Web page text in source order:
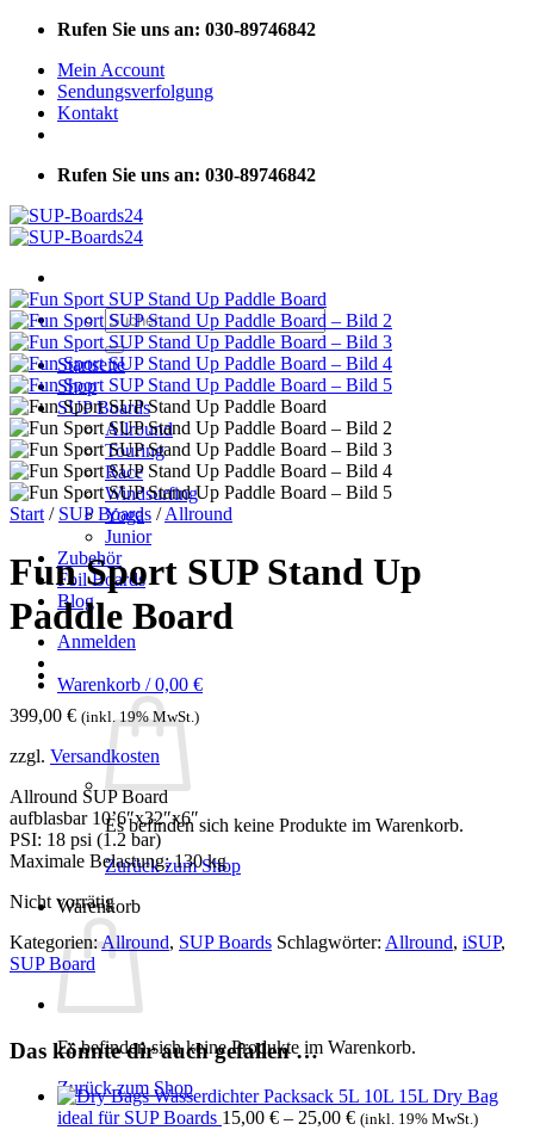
Zum
springen
Rufen Sie uns an: 030-89746842
Mein Account
Sendungsverfolgung
Kontakt
Rufen Sie uns an: 030-89746842
Suchen
nach:
Startseite
Shop
SUP Boards
Allround
Touring
Race
Windsurfing
Yoga
Junior
Zubehör
Foil Boards
Blog
Anmelden
Warenkorb /0,00 €
Es befinden sich keine Produkte im Warenkorb.
Zurück zum Shop
Warenkorb
Es befinden sich keine Produkte im Warenkorb.
Zurück zum Shop
Start / SUP Boards / Allround
Fun Sport SUP Stand Up
Paddle Board
399,00 € (inkl. 19% MwSt.)
zzgl. Versandkosten
Allround SUP Board
aufblasbar 10’6″x32″x6″
PSI: 18 psi (1.2 bar)
Maximale Belastung: 130 kg
Nicht vorrätig
Kategorien:Allround, SUP Boards Schlagwörter: Allround, iSUP,
SUP Board
Das könnte dir auch gefallen …
Wasserdichter Packsack 5L 10L 15L Dry Bag
ideal für SUP Boards 15,00 € – 25,00 € (inkl. 19% MwSt.)